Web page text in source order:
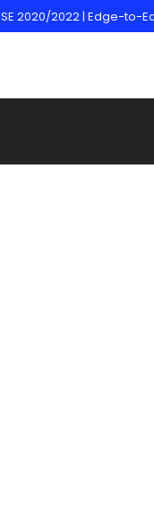
2020/2022 | Edge-to-